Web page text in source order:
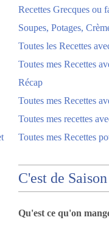
Recettes Grecques ou
Soupes, Potages,
Toutes les Recettes
Toutes mes Recettes
Récap
Toutes mes Recettes
Toutes mes recettes
Toutes mes Recettes
C'est de
Qu'est ce qu'on